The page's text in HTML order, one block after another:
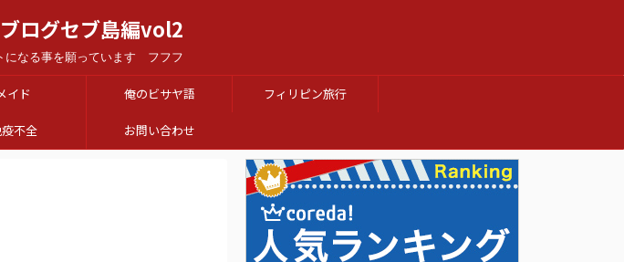
ログセブ島編vol2
になる事を願っています フフフ
イド 俺のビサヤ語 フィリピン旅行
不全 お問い合わせ